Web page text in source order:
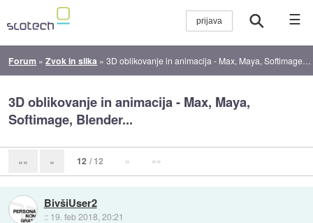
☰
Forum »Zvok in slika »3D oblikovanje in animacija - Max, Maya, Softimage, Blender...
3D oblikovanje in animacija - Max, Maya,
Softimage, Blender...
«« « 12 / 12 » »»
BivšiUser2
:: 19. feb 2018, 20:21